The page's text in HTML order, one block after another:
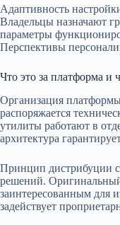
Адаптивность
Владельцы назначают
параметры
Перспективы
Что это за платформа и
Организация
распоряжается
утилиты работают в
архитектура
Принцип дистрибуции
решений.
заинтересованным для
задействует